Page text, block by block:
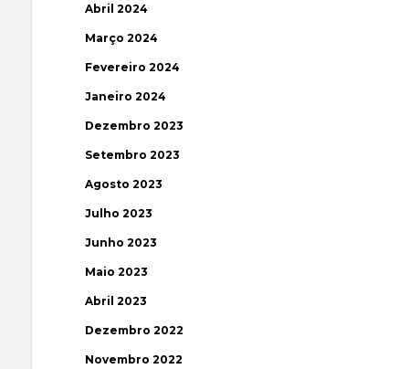
Abril 2024
Março 2024
Fevereiro 2024
Janeiro 2024
Dezembro 2023
Setembro 2023
Agosto 2023
Julho 2023
Junho 2023
Maio 2023
Abril 2023
Dezembro 2022
Novembro 2022